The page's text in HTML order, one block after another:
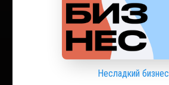
Несладкий бизнес